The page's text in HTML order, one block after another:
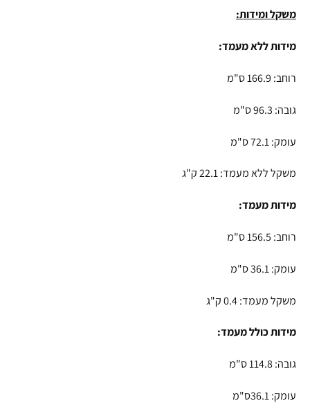
משקל ומידות:
מידות ללא מעמד:
רוחב: 166.9 ס"מ
גובה: 96.3 ס"מ
עומק: 72.1 ס"מ
משקל ללא מעמד: 22.1 ק"ג
מידות מעמד:
רוחב: 156.5 ס"מ
עומק: 36.1 ס"מ
משקל מעמד: 0.4 ק"ג
מידות כולל מעמד:
גובה: 114.8 ס"מ
עומק: 36.1ס"מ